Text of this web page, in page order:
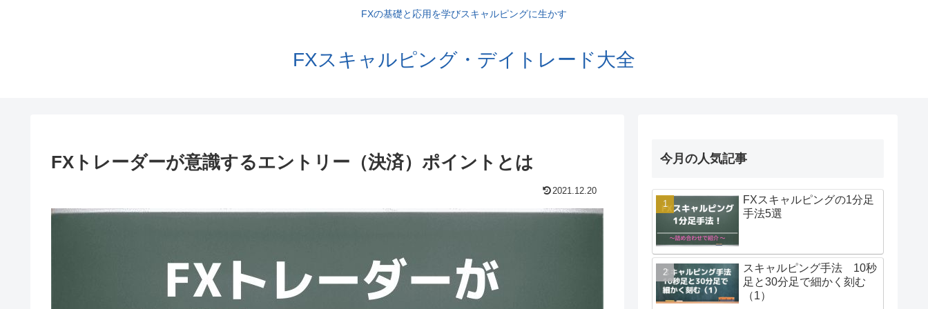
FXの基礎と応用を学びスキャルピングに生かす
FXスキャルピング・デイトレード大全
FXトレーダーが意識するエントリー（決済）ポイントとは
2021.12.20
今月の人気記事
FXスキャルピングの1分足
手法5選
スキャルピング手法 10秒
足と30分足で細かく刻む
（1）